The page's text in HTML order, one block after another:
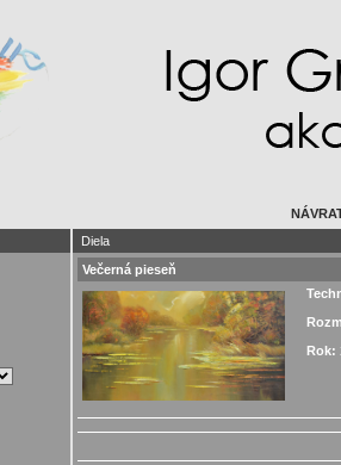
Diela
Večerná pieseň
Rok: